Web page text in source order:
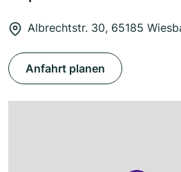
Albrechtstr. 30, 65185
Anfahrt planen